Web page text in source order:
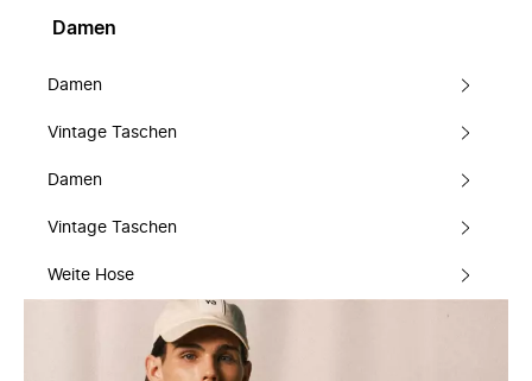
Damen
Damen
Vintage Taschen
Damen
Vintage Taschen
Weite Hose